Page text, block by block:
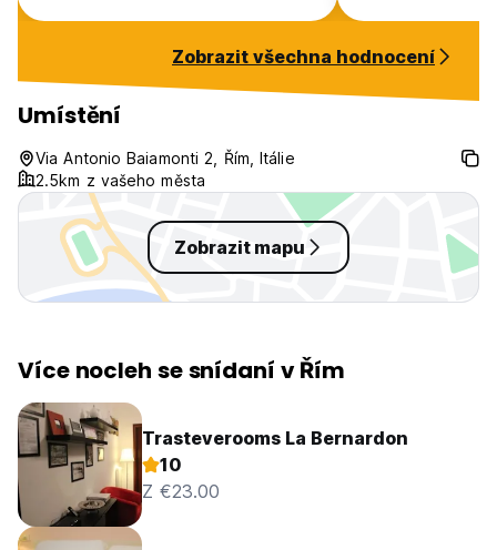
ladies which kind of confused me.
maintained. The walls are as thin
as paper so if you have loud
neighbors good luck. The Vatican
Rome does the job and is fine for
the price.
Zobrazit všechna hodnocení
Umístění
Via Antonio Baiamonti 2, Řím, Itálie
2.5km z vašeho města
Zobrazit mapu
Více nocleh se snídaní v Řím
Trasteverooms La Bernardon
10
Z €23.00